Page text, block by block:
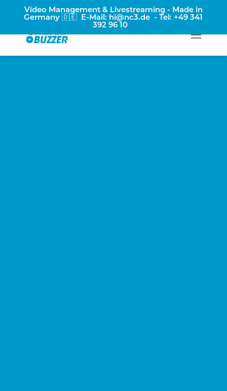
Video Management & Livestreaming - Made in
Germany 🇩🇪 E-Mail: hi@nc3.de - Tel: +49 341
392 96 10